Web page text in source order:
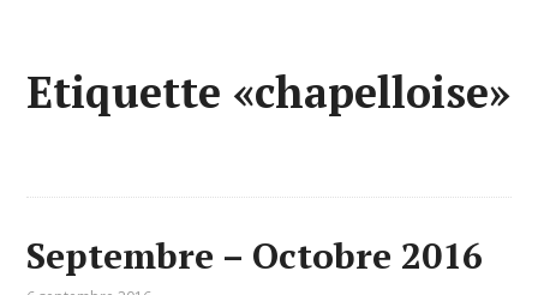
Etiquette «chapelloise»
Septembre – Octobre 2016